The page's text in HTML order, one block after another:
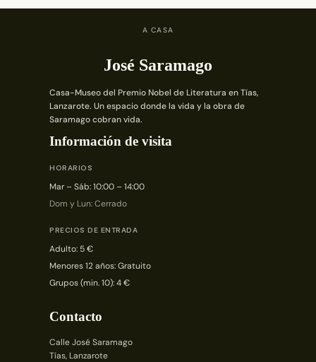
A CASA
José Saramago
Casa-Museo del Premio Nobel de Literatura en Tías,
Lanzarote. Un espacio donde la vida y la obra de
Saramago cobran vida.
Información de visita
HORARIOS
Mar – Sáb: 10:00 – 14:00
Dom y Lun: Cerrado
PRECIOS DE ENTRADA
Adulto: 5 €
Menores 12 años: Gratuito
Grupos (min. 10): 4 €
Contacto
Calle José Saramago
Tías, Lanzarote